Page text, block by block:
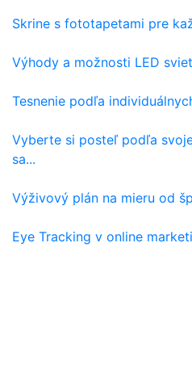
Skrine s fototapetami pre
Výhody a možnosti LED
Tesnenie podľa
Vyberte si posteľ podľa
sa...
Výživový plán na mieru od
Eye Tracking v online